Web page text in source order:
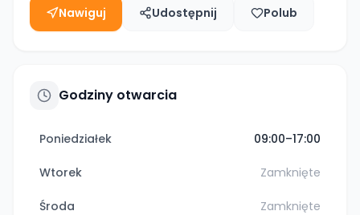
Nawiguj Udostępnij Polub
Godziny otwarcia
Poniedziałek 09:00–17:00
Wtorek Zamknięte
Środa Zamknięte